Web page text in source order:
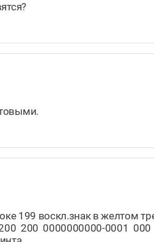
199 воскл.знак в желтом
200 0000000000-0001 000